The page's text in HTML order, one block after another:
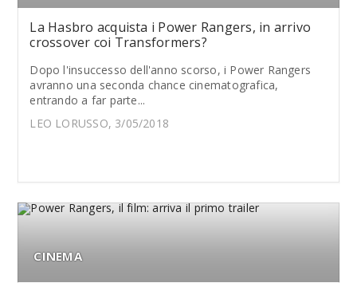
La Hasbro acquista i Power Rangers, in arrivo
crossover coi Transformers?
Dopo l'insuccesso dell'anno scorso, i Power Rangers
avranno una seconda chance cinematografica,
entrando a far parte...
LEO LORUSSO, 3/05/2018
CINEMA